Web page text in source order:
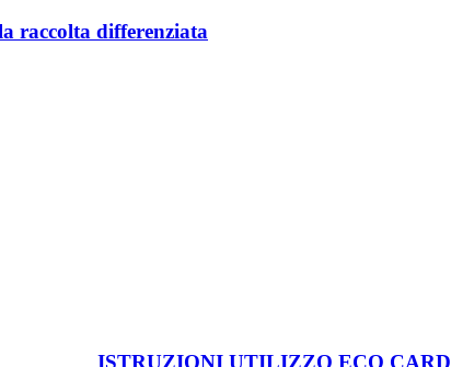
raccolta differenziata
ISTRUZIONI UTILIZZO ECO CARD